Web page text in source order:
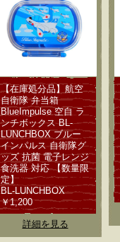
【在庫処分品】航空
自衛隊 弁当箱
BlueImpulse 空自 ラ
ンチボックス BL-
LUNCHBOX ブルー
インパルス 自衛隊グ
ッズ 抗菌 電子レンジ
食洗器 対応 【数量限
定】
BL-LUNCHBOX
￥1,200
詳細を見る